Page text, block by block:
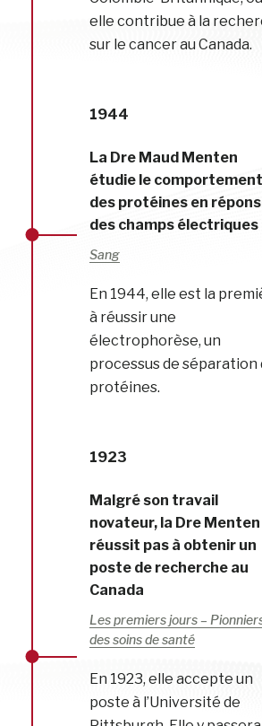
elle contribue à la
sur le cancer au Canada.
1944
La Dre Maud Menten
étudie le comportement
des protéines en
des champs électriques
Sang
En 1944, elle est la
à réussir une
électrophorèse, un
processus de séparation
protéines.
1923
Malgré son travail
novateur, la Dre Menten
réussit pas à obtenir un
poste de recherche au
Canada
Les premiers jours –
des soins de santé
En 1923, elle accepte un
poste à l’Université de